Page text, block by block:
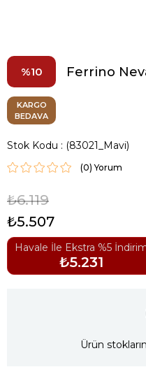
10 Ferrino
KARGO
BEDAVA
Stok Kodu (83021_Mavi)
(0)
₺6.119
₺5.507
Havale İle Ekstra %5
₺5.231
Ürün